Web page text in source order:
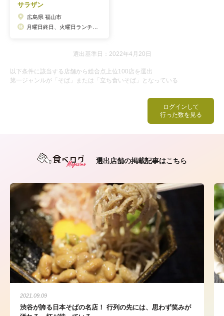
ログインして
行った数を見る
サラザン
広島県 福山市
選出基準日：2022年4月20日
以下条件に該当する店舗から総合点上位100店を選出
第一ジャンルが「そば」または「立ち食いそば」となっている
選出店舗の掲載記事はこちら
2021.09.09
渋谷が誇る日本そばの名店！ 行列の先には、思わず笑みが